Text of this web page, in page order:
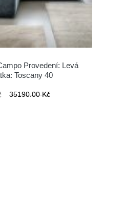
Provedení: Levá
Toscany 40
35190.00 Kč